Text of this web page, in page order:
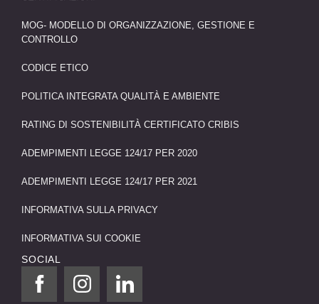
MOG- MODELLO DI ORGANIZZAZIONE, GESTIONE E
CONTROLLO
CODICE ETICO
POLITICA INTEGRATA QUALITÀ E AMBIENTE
RATING DI SOSTENIBILITÀ CERTIFICATO CRIBIS
ADEMPIMENTI LEGGE 124/17 PER 2020
ADEMPIMENTI LEGGE 124/17 PER 2021
INFORMATIVA SULLA PRIVACY
INFORMATIVA SUI COOKIE
SOCIAL